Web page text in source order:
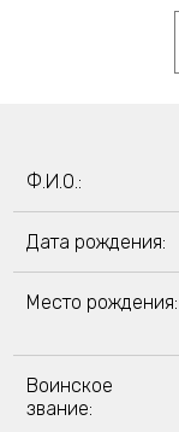
Ф.И.О.:
Дата рождения:
Место рождения:
Воинское
звание: